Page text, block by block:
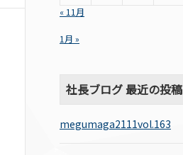
« 11月
1月 »
社長ブログ 最近の投稿
megumaga2111vol.163